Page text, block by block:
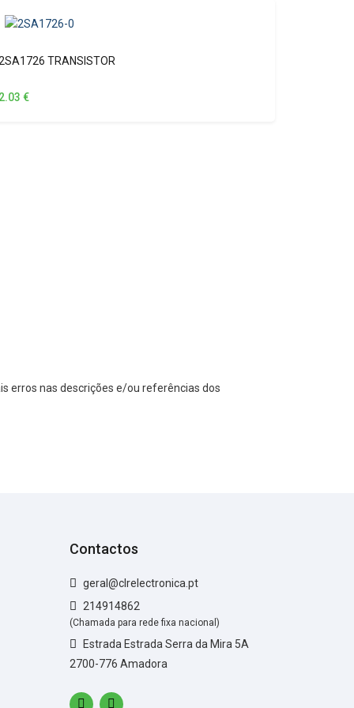
TRANSISTOR
2.03€
erros nas descrições e/ou referências dos
Contactos
geral@clrelectronica.pt
214914862
(Chamada para rede fixa nacional)
Estrada Estrada Serra da Mira 5A
2700-776 Amadora